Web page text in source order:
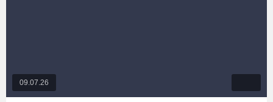
09.07.26